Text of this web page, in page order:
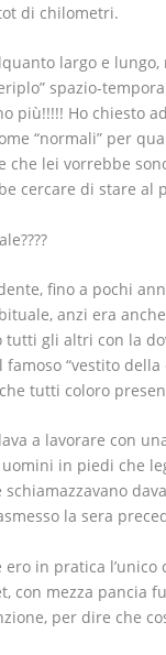
di chilometri.
largo e
spazio-
più!!!!! Ho chiesto
“normali” per
che lei vorrebbe
cercare di stare al
fino a pochi
anzi era
gli altri con la
“vestito
tutti coloro
a lavorare con
in piedi che
schiamazzavano
la sera
ero in pratica
con mezza pancia
per dire che